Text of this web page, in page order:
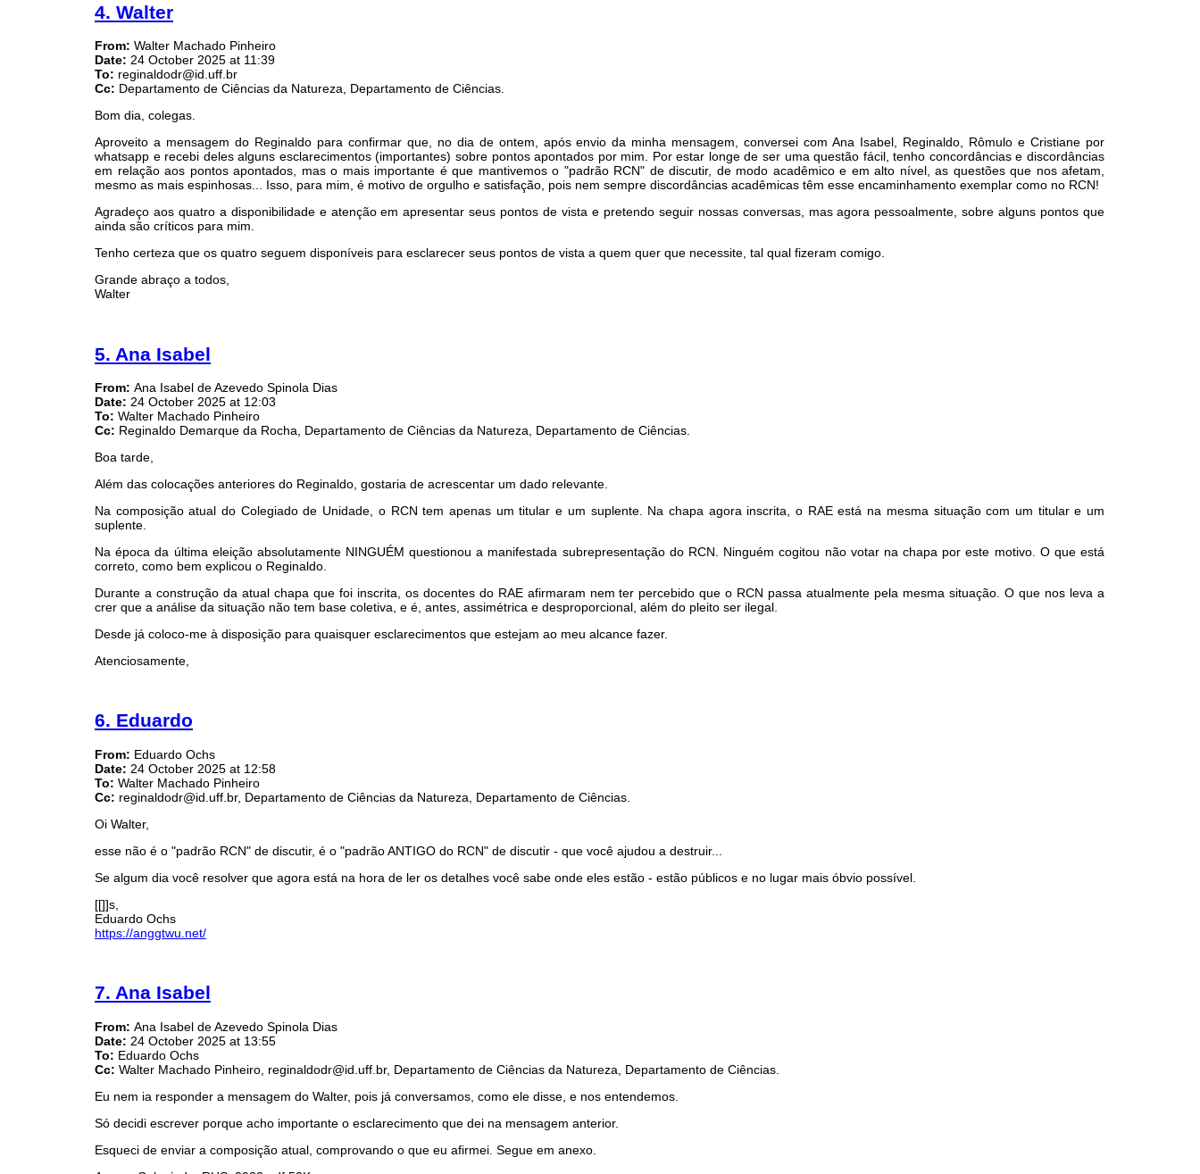
4. Walter
From: Walter Machado Pinheiro
Date: 24 October 2025 at 11:39
To: reginaldodr@id.uff.br
Cc: Departamento de Ciências da Natureza, Departamento de Ciências.
Bom dia, colegas.
Aproveito a mensagem do Reginaldo para confirmar que, no dia de ontem, após envio da minha mensagem, conversei com Ana Isabel, Reginaldo, Rômulo e Cristiane por
whatsapp e recebi deles alguns esclarecimentos (importantes) sobre pontos apontados por mim. Por estar longe de ser uma questão fácil, tenho concordâncias e discordâncias
em relação aos pontos apontados, mas o mais importante é que mantivemos o "padrão RCN" de discutir, de modo acadêmico e em alto nível, as questões que nos afetam,
mesmo as mais espinhosas... Isso, para mim, é motivo de orgulho e satisfação, pois nem sempre discordâncias acadêmicas têm esse encaminhamento exemplar como no RCN!
Agradeço aos quatro a disponibilidade e atenção em apresentar seus pontos de vista e pretendo seguir nossas conversas, mas agora pessoalmente, sobre alguns pontos que
ainda são críticos para mim.
Tenho certeza que os quatro seguem disponíveis para esclarecer seus pontos de vista a quem quer que necessite, tal qual fizeram comigo.
Grande abraço a todos,
Walter
5. Ana Isabel
From: Ana Isabel de Azevedo Spinola Dias
Date: 24 October 2025 at 12:03
To: Walter Machado Pinheiro
Cc: Reginaldo Demarque da Rocha, Departamento de Ciências da Natureza, Departamento de Ciências.
Boa tarde,
Além das colocações anteriores do Reginaldo, gostaria de acrescentar um dado relevante.
Na composição atual do Colegiado de Unidade, o RCN tem apenas um titular e um suplente. Na chapa agora inscrita, o RAE está na mesma situação com um titular e um
suplente.
Na época da última eleição absolutamente NINGUÉM questionou a manifestada subrepresentação do RCN. Ninguém cogitou não votar na chapa por este motivo. O que está
correto, como bem explicou o Reginaldo.
Durante a construção da atual chapa que foi inscrita, os docentes do RAE afirmaram nem ter percebido que o RCN passa atualmente pela mesma situação. O que nos leva a
crer que a análise da situação não tem base coletiva, e é, antes, assimétrica e desproporcional, além do pleito ser ilegal.
Desde já coloco-me à disposição para quaisquer esclarecimentos que estejam ao meu alcance fazer.
Atenciosamente,
6. Eduardo
From: Eduardo Ochs
Date: 24 October 2025 at 12:58
To: Walter Machado Pinheiro
Cc: reginaldodr@id.uff.br, Departamento de Ciências da Natureza, Departamento de Ciências.
Oi Walter,
esse não é o "padrão RCN" de discutir, é o "padrão ANTIGO do RCN" de discutir - que você ajudou a destruir...
Se algum dia você resolver que agora está na hora de ler os detalhes você sabe onde eles estão - estão públicos e no lugar mais óbvio possível.
[[]]s,
Eduardo Ochs
https://anggtwu.net/
7. Ana Isabel
From: Ana Isabel de Azevedo Spinola Dias
Date: 24 October 2025 at 13:55
To: Eduardo Ochs
Cc: Walter Machado Pinheiro, reginaldodr@id.uff.br, Departamento de Ciências da Natureza, Departamento de Ciências.
Eu nem ia responder a mensagem do Walter, pois já conversamos, como ele disse, e nos entendemos.
Só decidi escrever porque acho importante o esclarecimento que dei na mensagem anterior.
Esqueci de enviar a composição atual, comprovando o que eu afirmei. Segue em anexo.